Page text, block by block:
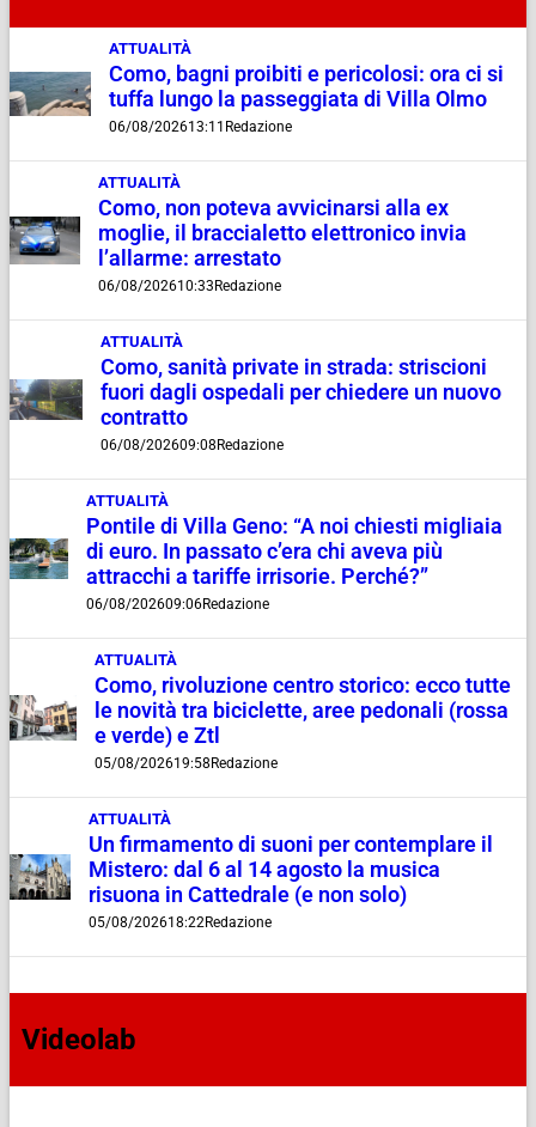
ATTUALITÀ
Como, bagni proibiti e pericolosi: ora ci si
tuffa lungo la passeggiata di Villa Olmo
06/08/202613:11 Redazione
ATTUALITÀ
Como, non poteva avvicinarsi alla ex
moglie, il braccialetto elettronico invia
l’allarme: arrestato
06/08/202610:33 Redazione
ATTUALITÀ
Como, sanità private in strada: striscioni
fuori dagli ospedali per chiedere un nuovo
contratto
06/08/202609:08 Redazione
ATTUALITÀ
Pontile di Villa Geno: “A noi chiesti migliaia
di euro. In passato c’era chi aveva più
attracchi a tariffe irrisorie. Perché?”
06/08/202609:06Redazione
ATTUALITÀ
Como, rivoluzione centro storico: ecco tutte
le novità tra biciclette, aree pedonali (rossa
e verde) e Ztl
05/08/202619:58 Redazione
ATTUALITÀ
Un firmamento di suoni per contemplare il
Mistero: dal 6 al 14 agosto la musica
risuona in Cattedrale (e non solo)
05/08/202618:22Redazione
Videolab